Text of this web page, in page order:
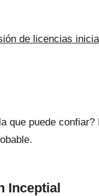
de licencias
que puede
Inceptial